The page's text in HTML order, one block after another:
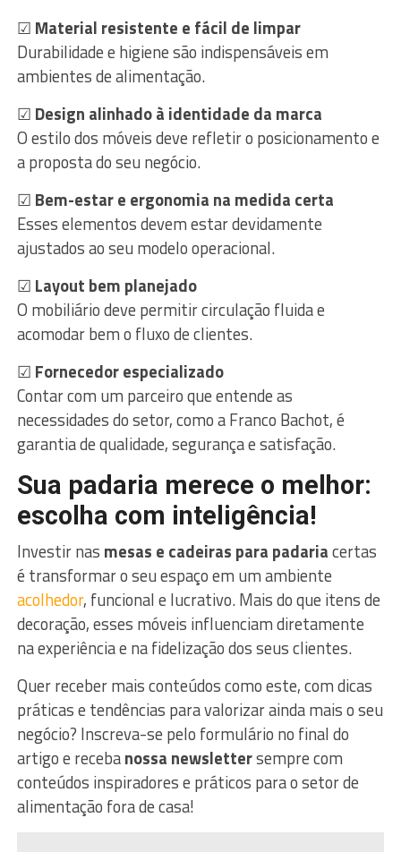
☑ Material resistente e fácil de limpar
Durabilidade e higiene são indispensáveis em
ambientes de alimentação.
☑ Design alinhado à identidade da marca
O estilo dos móveis deve refletir o posicionamento e
a proposta do seu negócio.
☑ Bem-estar e ergonomia na medida certa
Esses elementos devem estar devidamente
ajustados ao seu modelo operacional.
☑ Layout bem planejado
O mobiliário deve permitir circulação fluida e
acomodar bem o fluxo de clientes.
☑ Fornecedor especializado
Contar com um parceiro que entende as
necessidades do setor, como a Franco Bachot, é
garantia de qualidade, segurança e satisfação.
Sua padaria merece o melhor:
escolha com inteligência!
Investir nas mesas e cadeiras para padariacertas
é transformar o seu espaço em um ambiente
acolhedor, funcional e lucrativo. Mais do que itens de
decoração, esses móveis influenciam diretamente
na experiência e na fidelização dos seus clientes.
Quer receber mais conteúdos como este, com dicas
práticas e tendências para valorizar ainda mais o seu
negócio? Inscreva-se pelo formulário no final do
artigo e recebanossa newslettersempre com
conteúdos inspiradores e práticos para o setor de
alimentação fora de casa!